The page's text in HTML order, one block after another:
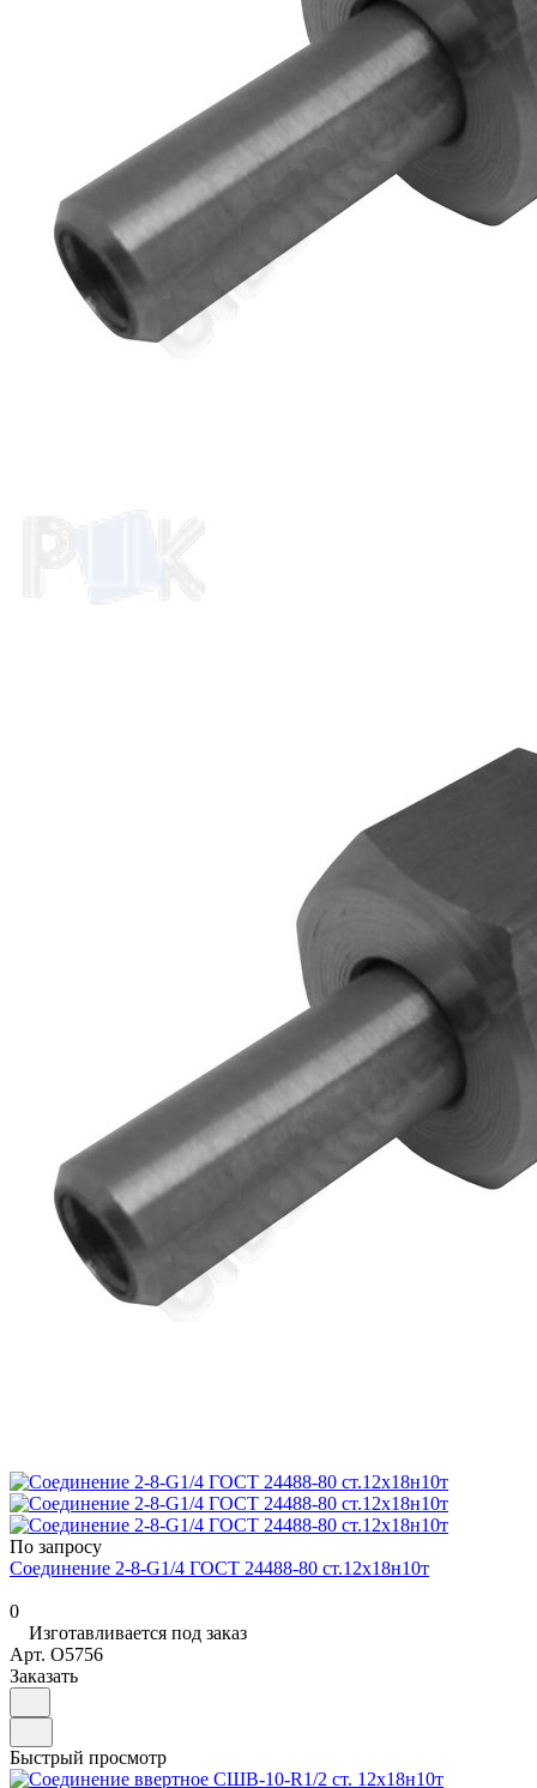
По запросу
Соединение 2-8-G1/4 ГОСТ 24488-80 ст.12х18н10т
0
Изготавливается под заказ
Арт. O5756
Заказать
Быстрый просмотр